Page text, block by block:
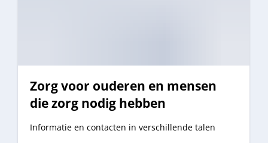
Zorg voor ouderen en mensen
die zorg nodig hebben
Informatie en contacten in verschillende talen